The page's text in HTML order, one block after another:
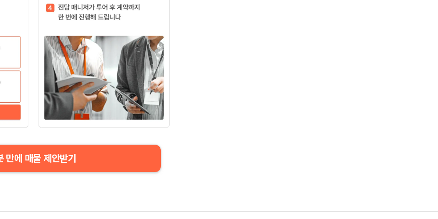
만에 매물 제안받기